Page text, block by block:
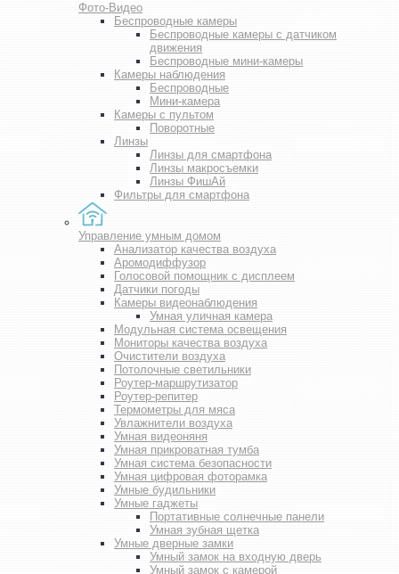
Фото-Видео
Беспроводные камеры
Беспроводные камеры с датчиком
движения
Беспроводные мини-камеры
Камеры наблюдения
Беспроводные
Мини-камера
Камеры с пультом
Поворотные
Линзы
Линзы для смартфона
Линзы макросъемки
Линзы ФишАй
Фильтры для смартфона
Управление умным домом
Анализатор качества воздуха
Аромодиффузор
Голосовой помощник с дисплеем
Датчики погоды
Камеры видеонаблюдения
Умная уличная камера
Модульная система освещения
Мониторы качества воздуха
Очистители воздуха
Потолочные светильники
Роутер-маршрутизатор
Роутер-репитер
Термометры для мяса
Увлажнители воздуха
Умная видеоняня
Умная прикроватная тумба
Умная система безопасности
Умная цифровая фоторамка
Умные будильники
Умные гаджеты
Портативные солнечные панели
Умная зубная щетка
Умные дверные замки
Умный замок на входную дверь
Умный замок с камерой